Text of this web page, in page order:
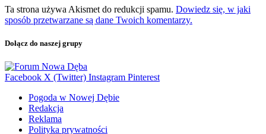
Ta strona używa Akismet do redukcji spamu. Dowiedz się, w jaki
sposób przetwarzane są dane Twoich komentarzy.
Dołącz do naszej grupy
Facebook X (Twitter) Instagram Pinterest
Pogoda w Nowej Dębie
Redakcja
Reklama
Polityka prywatności